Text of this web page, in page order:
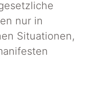
nur in
Situationen,